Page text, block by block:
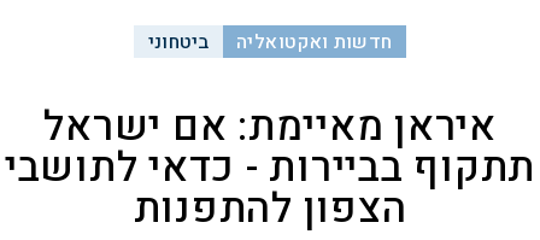
חדשות ואקטואליה ביטחוני
איראן מאיימת: אם ישראל
תתקוף בביירות - כדאי לתושבי
הצפון להתפנות